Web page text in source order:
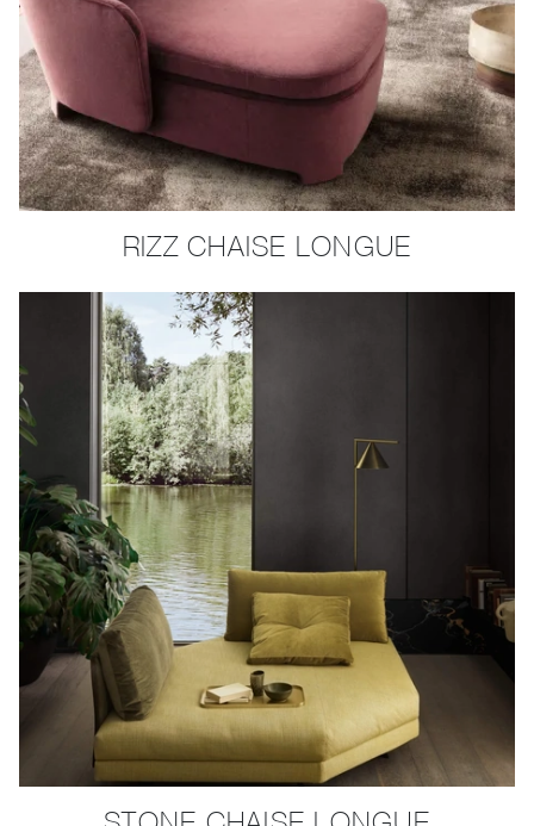
RIZZ CHAISE LONGUE